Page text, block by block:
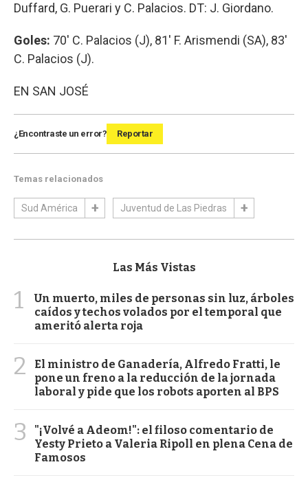
Duffard, G. Puerari y C. Palacios. DT: J. Giordano.
Goles: 70' C. Palacios (J), 81' F. Arismendi (SA), 83'
C. Palacios (J).
EN SAN JOSÉ
¿Encontraste un error? Reportar
Temas relacionados
Sud América Juventud de Las Piedras
Las Más Vistas
1
Un muerto, miles de personas sin luz, árboles
caídos y techos volados por el temporal que
ameritó alerta roja
2
El ministro de Ganadería, Alfredo Fratti, le
pone un freno a la reducción de la jornada
laboral y pide que los robots aporten al BPS
3
"¡Volvé a Adeom!": el filoso comentario de
Yesty Prieto a Valeria Ripoll en plena Cena de
Famosos